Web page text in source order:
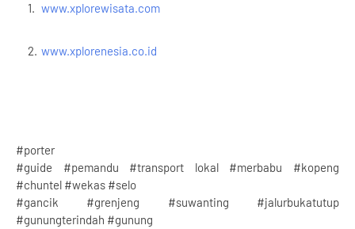
www.xplorewisata.com
www.xplorenesia.co.id
#porter
#guide #pemandu #transport lokal #merbabu #kopeng
#chuntel #wekas #selo
#gancik #grenjeng #suwanting #jalurbukatutup
#gunungterindah #gunung